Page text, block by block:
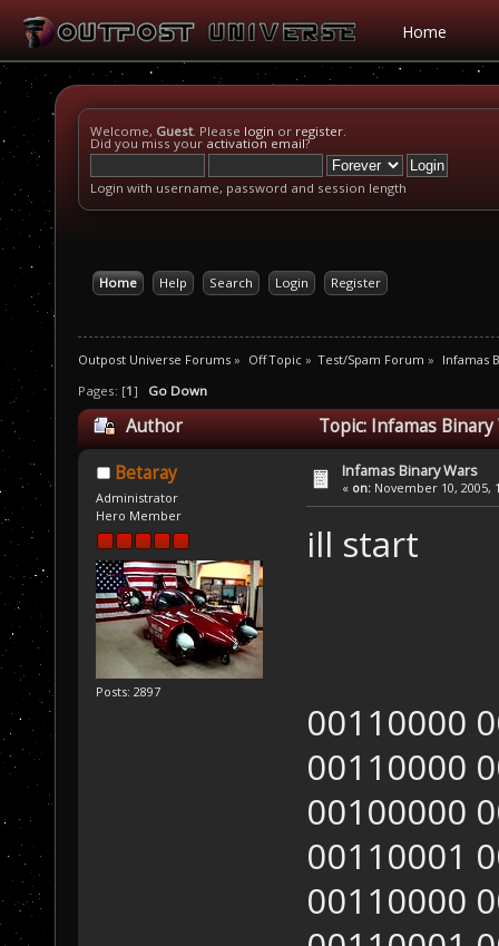
Home
Welcome, Guest. Please login or register.
Did you miss your activation email?
Login with username, password and session length
Home Help Search Login Register
Outpost Universe Forums » Off Topic» Test/Spam Forum » Infamas
Pages: [1] Go Down
Author Topic: Infamas Binary
Betaray
Administrator
Hero Member
Posts: 2897
Infamas Binary Wars
« on: November 10, 2005,
ill start
00110000 00110000 00110001 00110001 00110000 00110000 00110000 00110000 00100000 00110000 00110000 00110001 00110001 00110000 00110000 00110000 00110000 00100000 00110000 00110000 00110001 00110001 00110000 00110000 00110000 00110001 00100000 00110000 00110000 00110001 00110001 00110000 00110000 00110000 00110001 00100000 00110000 00110000 00110001 00110001 00110000 00110000 00110000 00110000 00100000 00110000 00110000 00110001 00110001 00110000 00110000 00110000 00110000 00100000 00110000 00110000 00110001 00110001 00110000 00110000 00110000 00110000 00100000 00110000 00110000 00110001 00110001 00110000 00110000 00110000 00110000 00100000 00110000 00110000 00110001 00110000 00110000 00110000 00110000 00110000 00100000 00110000 00110000 00110001 00110001 00110000 00110000 00110000 00110000 00100000 00110000 00110000 00110001 00110001 00110000 00110000 00110000 00110000 00100000 00110000 00110000 00110001 00110001 00110000 00110000 00110000 00110001 00100000 00110000 00110000 00110001 00110001 00110000 00110000 00110000 00110001 00100000 00110000 00110000 00110001 00110001 00110000 00110000 00110000 00110000 00100000 00110000 00110000 00110001 00110001 00110000 00110000 00110000 00110000 00100000 00110000 00110000 00110001 00110001 00110000 00110000 00110000 00110000 00100000 00110000 00110000 00110001 00110001 00110000 00110000 00110000 00110000 00100000 00110000 00110000 00110001 00110000 00110000 00110000 00110000 00110000 00100000 00110000 00110000 00110001 00110001 00110000 00110000 00110000 00110000 00100000 00110000 00110000 00110001 00110001 00110000 00110000 00110000 00110000 00100000 00110000 00110000 00110001 00110001 00110000 00110000 00110000 00110001 00100000 00110000 00110000 00110001 00110001 00110000 00110000 00110000 00110001 00100000 00110000 00110000 00110001 00110001 00110000 00110000 00110000 00110000 00100000 00110000 00110000 00110001 00110001 00110000 00110000 00110000 00110000 00100000 00110000 00110000 00110001 00110001 00110000 00110000 00110000 00110000 00100000 00110000 00110000 00110001 00110001 00110000 00110000 00110000 00110001 00100000 00110000 00110000 00110001 00110000 00110000 00110000 00110000 00110000 00100000 00110000 00110000 00110001 00110001 00110000 00110000 00110000 00110000 00100000 00110000 00110000 00110001 00110001 00110000 00110000 00110000 00110000 00100000 00110000 00110000 00110001 00110001 00110000 00110000 00110000 00110001 00100000 00110000 00110000 00110001 00110001 00110000 00110000 00110000 00110001 00100000 00110000 00110000 00110001 00110001 00110000 00110000 00110000 00110000 00100000 00110000 00110000 00110001 00110001 00110000 00110000 00110000 00110000